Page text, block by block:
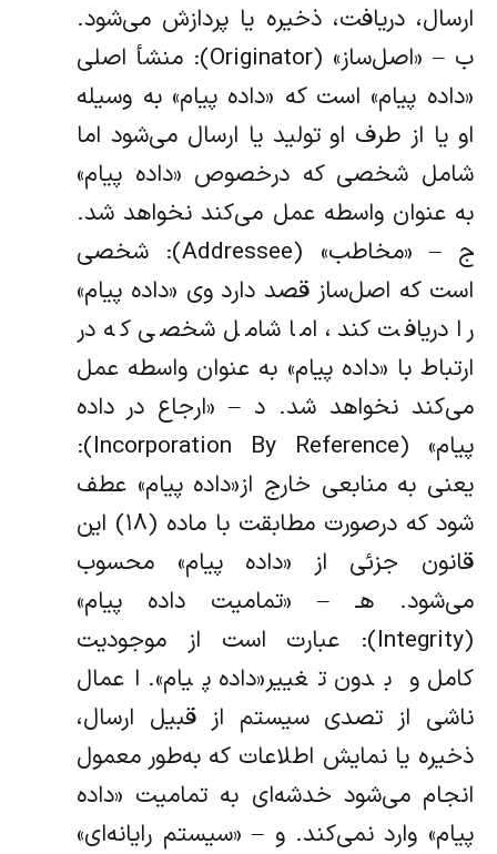
ارسال، دریافت،‌ ذخیره یا پردازش می‌شود.
ب – «‌اصل‌ساز» (Originator): منشأ اصلی
«‌داده پیام» است که «‌داده پیام» به ‌وسیله
او یا از طرف او تولید یا ارسال می‌شود اما
شامل شخصی که درخصوص «داده پیام»‌
به عنوان واسطه عمل می‌کند نخواهد شد.
ج – «‌مخاطب» (Addressee): شخصی
است که اصل‌ساز قصد دارد وی «‌داده پیام»
را دریافت کند، اما شامل شخصی که در
ارتباط با «‌داده پیام» به عنوان واسطه عمل
می‌کند‌ نخواهد شد. ‌د – «‌ارجاع در داده
پیام» (Incorporation By Reference):
یعنی به منابعی خارج از«‌داده پیام» عطف
شود که درصورت مطابقت با ماده (۱۸) این
قانون جزئی از «‌داده پیام»‌ محسوب
می‌شود. ‌هـ – «‌تمامیت داده پیام»
(Integrity): عبارت است از موجودیت
کامل و بدون تغییر«‌داده پیام». اعمال
ناشی از تصدی سیستم از قبیل ارسال،
ذخیره یا نمایش اطلاعات که به‌طور معمول
انجام می‌شود خدشه‌ای به تمامیت «‌داده
پیام» وارد نمی‌کند. ‌و – «‌سیستم رایانه‌ای»